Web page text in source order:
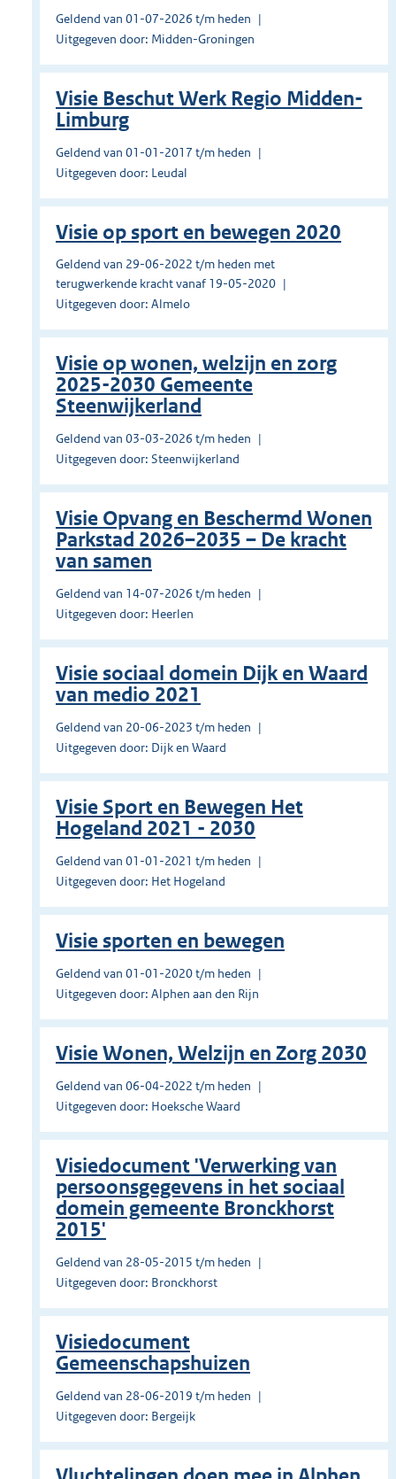
Geldend van 01-07-2026 t/m heden
Uitgegeven door: Midden-Groningen
Visie Beschut Werk Regio Midden-
Limburg
Geldend van 01-01-2017 t/m heden
Uitgegeven door: Leudal
Visie op sport en bewegen 2020
Geldend van 29-06-2022 t/m heden met
terugwerkende kracht vanaf 19-05-2020
Uitgegeven door: Almelo
Visie op wonen, welzijn en zorg
2025-2030 Gemeente
Steenwijkerland
Geldend van 03-03-2026 t/m heden
Uitgegeven door: Steenwijkerland
Visie Opvang en Beschermd Wonen
Parkstad 2026–2035 – De kracht
van samen
Geldend van 14-07-2026 t/m heden
Uitgegeven door: Heerlen
Visie sociaal domein Dijk en Waard
van medio 2021
Geldend van 20-06-2023 t/m heden
Uitgegeven door: Dijk en Waard
Visie Sport en Bewegen Het
Hogeland 2021 - 2030
Geldend van 01-01-2021 t/m heden
Uitgegeven door: Het Hogeland
Visie sporten en bewegen
Geldend van 01-01-2020 t/m heden
Uitgegeven door: Alphen aan den Rijn
Visie Wonen, Welzijn en Zorg 2030
Geldend van 06-04-2022 t/m heden
Uitgegeven door: Hoeksche Waard
Visiedocument 'Verwerking van
persoonsgegevens in het sociaal
domein gemeente Bronckhorst
2015'
Geldend van 28-05-2015 t/m heden
Uitgegeven door: Bronckhorst
Visiedocument
Gemeenschapshuizen
Geldend van 28-06-2019 t/m heden
Uitgegeven door: Bergeijk